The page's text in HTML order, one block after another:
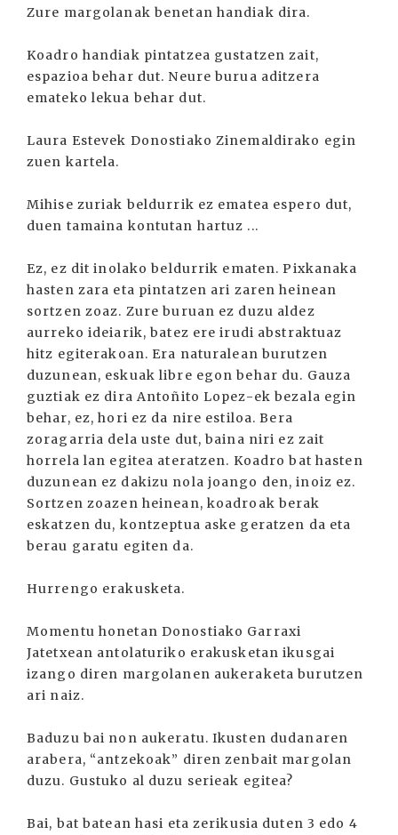
Zure margolanak benetan handiak dira.
Koadro handiak pintatzea gustatzen zait,
espazioa behar dut. Neure burua aditzera
emateko lekua behar dut.
Laura Estevek Donostiako Zinemaldirako egin
zuen kartela.
Mihise zuriak beldurrik ez ematea espero dut,
duen tamaina kontutan hartuz ...
Ez, ez dit inolako beldurrik ematen. Pixkanaka
hasten zara eta pintatzen ari zaren heinean
sortzen zoaz. Zure buruan ez duzu aldez
aurreko ideiarik, batez ere irudi abstraktuaz
hitz egiterakoan. Era naturalean burutzen
duzunean, eskuak libre egon behar du. Gauza
guztiak ez dira Antoñito Lopez-ek bezala egin
behar, ez, hori ez da nire estiloa. Bera
zoragarria dela uste dut, baina niri ez zait
horrela lan egitea ateratzen. Koadro bat hasten
duzunean ez dakizu nola joango den, inoiz ez.
Sortzen zoazen heinean, koadroak berak
eskatzen du, kontzeptua aske geratzen da eta
berau garatu egiten da.
Hurrengo erakusketa.
Momentu honetan Donostiako Garraxi
Jatetxean antolaturiko erakusketan ikusgai
izango diren margolanen aukeraketa burutzen
ari naiz.
Baduzu bai non aukeratu. Ikusten dudanaren
arabera, “antzekoak” diren zenbait margolan
duzu. Gustuko al duzu serieak egitea?
Bai, bat batean hasi eta zerikusia duten 3 edo 4